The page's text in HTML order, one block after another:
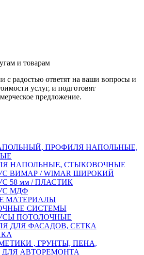
и товарам
с радостью ответят на ваши вопросы и
услуг, и подготовят
предложение.
ПРОФИЛЯ НАПОЛЬНЫЕ,
НАПОЛЬНЫЕ, СТЫКОВОЧНЫЕ
ВИМАР / WIMAR ШИРОКИЙ
58 мм / ПЛАСТИК
МДФ
МАТЕРИАЛЫ
СИСТЕМЫ
ПОТОЛОЧНЫЕ
ДЛЯ ФАСАДОВ, СЕТКА
, ГРУНТЫ, ПЕНА,
АВТОРЕМОНТА